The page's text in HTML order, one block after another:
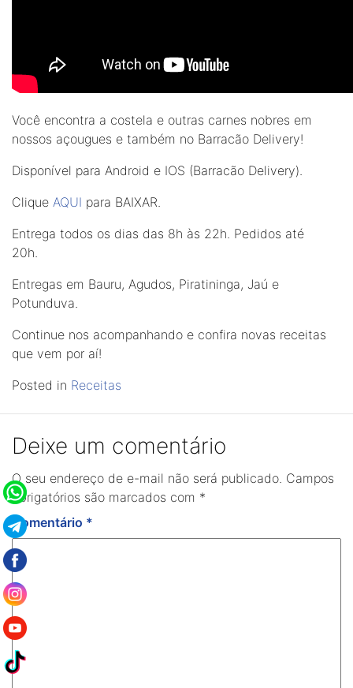
Você encontra a costela e outras carnes nobres em
nossos açougues e também no Barracão Delivery!
Disponível para Android e IOS (Barracão Delivery).⠀
Clique AQUI para BAIXAR.
Entrega todos os dias das 8h às 22h. Pedidos até
20h.⠀⠀
Entregas em Bauru, Agudos, Piratininga, Jaú e
Potunduva.
Continue nos acompanhando e confira novas receitas
que vem por aí!
Posted in Receitas
Deixe um comentário
O seu endereço de e-mail não será publicado. Campos
obrigatórios são marcados com *
Comentário *